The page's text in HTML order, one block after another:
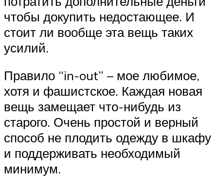
чтобы докупить недостающее. И
стоит ли вообще эта вещь таких
усилий.
Правило “in-out” – мое любимое,
хотя и фашистское. Каждая новая
вещь замещает что-нибудь из
старого. Очень простой и верный
способ не плодить одежду в шкафу
и поддерживать необходимый
минимум.